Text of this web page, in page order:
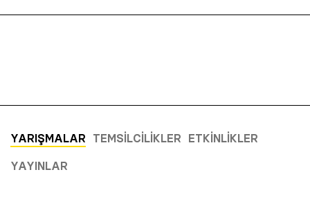
YARIŞMALAR TEMSILCILIKLER ETKINLIKLER
YAYINLAR